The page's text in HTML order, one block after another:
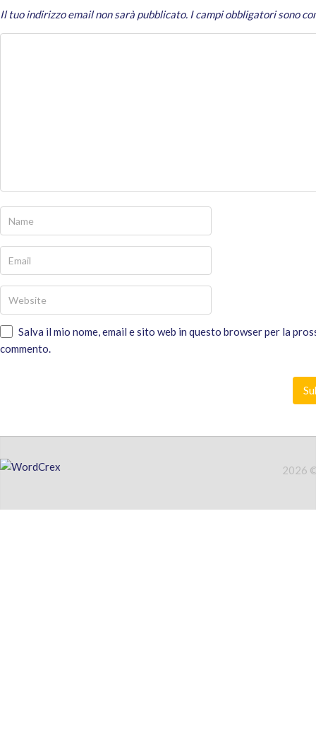
Il tuo indirizzo email non sarà pubblicato. I campi obbligatori sono
Salva il mio nome, email e sito web in questo browser per la
commento.
2026